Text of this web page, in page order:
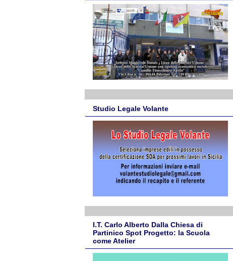
Studio Legale Volante
I.T. Carlo Alberto Dalla Chiesa di
Partinico Spot Progetto: la Scuola
come Atelier